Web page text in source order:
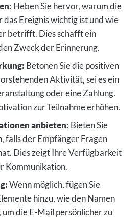
Heben Sie hervor, warum die
Ereignis wichtig ist und wie
betrifft. Dies schafft ein
Zweck der Erinnerung.
Betonen Sie die positiven
Aktivität, sei es ein
oder eine Zahlung.
zur Teilnahme erhöhen.
anbieten: Bieten Sie
falls der Empfänger Fragen
Dies zeigt Ihre Verfügbarkeit
Kommunikation.
Wenn möglich, fügen Sie
hinzu, wie den Namen
um die E-Mail persönlicher zu